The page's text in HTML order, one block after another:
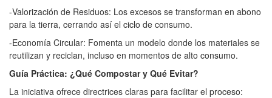
-Valorización de Residuos: Los excesos se transforman en abono
para la tierra, cerrando así el ciclo de consumo.
-Economía Circular: Fomenta un modelo donde los materiales se
reutilizan y reciclan, incluso en momentos de alto consumo.
Guía Práctica: ¿Qué Compostar y Qué Evitar?
La iniciativa ofrece directrices claras para facilitar el proceso: